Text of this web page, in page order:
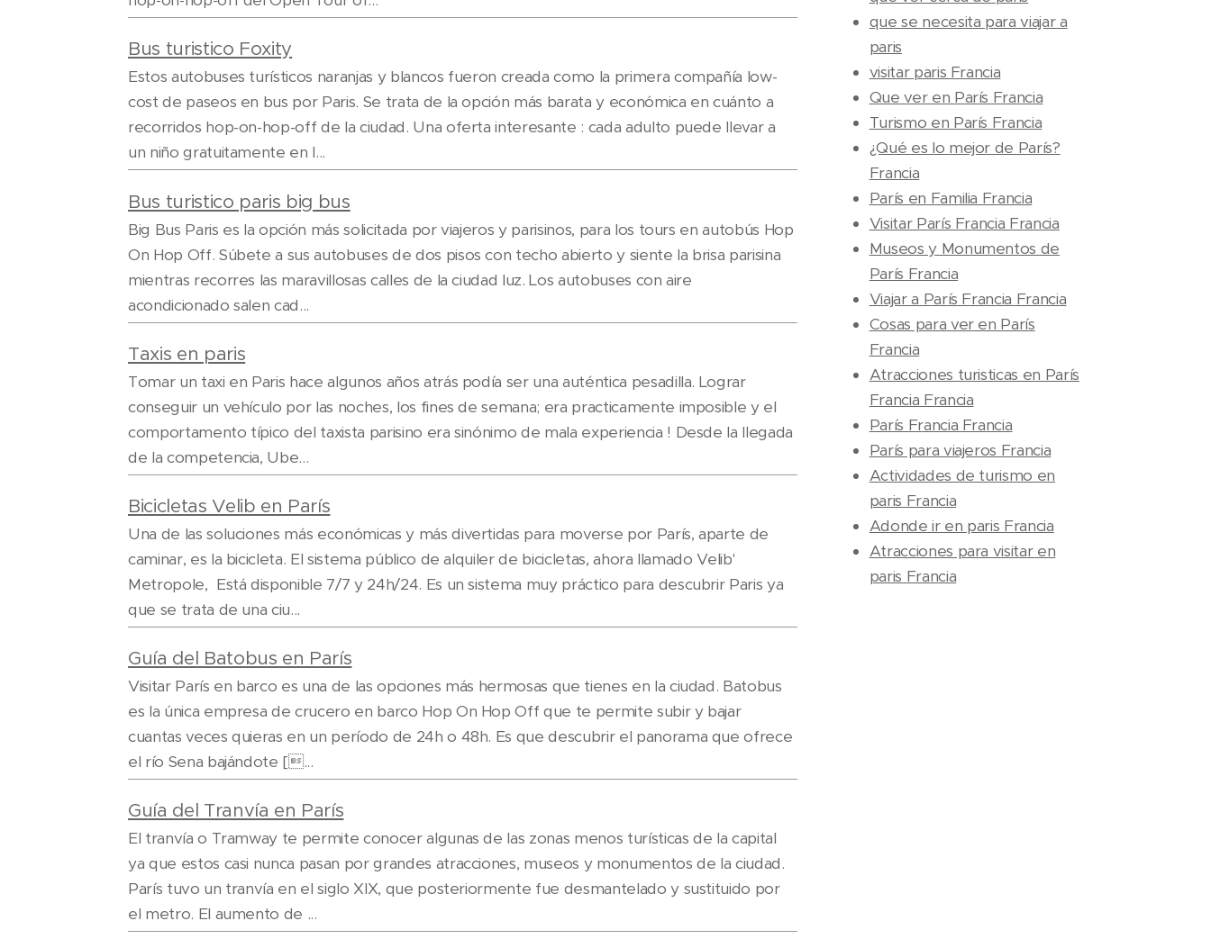
Bus turistico Foxity
Estos autobuses turísticos naranjas y blancos fueron creada como la primera compañía low-
cost de paseos en bus por Paris. Se trata de la opción más barata y económica en cuánto a
recorridos hop-on-hop-off de la ciudad. Una oferta interesante : cada adulto puede llevar a
un niño gratuitamente en l...
Bus turistico paris big bus
Big Bus Paris es la opción más solicitada por viajeros y parisinos, para los tours en autobús Hop
On Hop Off. Súbete a sus autobuses de dos pisos con techo abierto y siente la brisa parisina
mientras recorres las maravillosas calles de la ciudad luz. Los autobuses con aire
acondicionado salen cad...
Taxis en paris
Tomar un taxi en Paris hace algunos años atrás podía ser una auténtica pesadilla. Lograr
conseguir un vehículo por las noches, los fines de semana; era practicamente imposible y el
comportamento típico del taxista parisino era sinónimo de mala experiencia ! Desde la llegada
de la competencia, Ube...
Bicicletas Velib en París
Una de las soluciones más económicas y más divertidas para moverse por París, aparte de
caminar, es la bicicleta. El sistema público de alquiler de bicicletas, ahora llamado Velib'
Metropole, Está disponible 7/7 y 24h/24. Es un sistema muy práctico para descubrir Paris ya
que se trata de una ciu...
Guía del Batobus en París
Visitar París en barco es una de las opciones más hermosas que tienes en la ciudad. Batobus
es la única empresa de crucero en barco Hop On Hop Off que te permite subir y bajar
cuantas veces quieras en un período de 24h o 48h. Es que descubrir el panorama que ofrece
el río Sena bajándote [...
Guía del Tranvía en París
El tranvía o Tramway te permite conocer algunas de las zonas menos turísticas de la capital
ya que estos casi nunca pasan por grandes atracciones, museos y monumentos de la ciudad.
París tuvo un tranvía en el siglo XIX, que posteriormente fue desmantelado y sustituido por
el metro. El aumento de ...
que se necesita para viajar a
paris
visitar paris Francia
Que ver en París Francia
Turismo en París Francia
¿Qué es lo mejor de París?
Francia
París en Familia Francia
Visitar París Francia Francia
Museos y Monumentos de
París Francia
Viajar a París Francia Francia
Cosas para ver en París
Francia
Atracciones turisticas en París
Francia Francia
París Francia Francia
París para viajeros Francia
Actividades de turismo en
paris Francia
Adonde ir en paris Francia
Atracciones para visitar en
paris Francia